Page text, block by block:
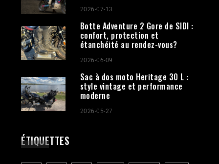
2026-07-13
Botte Adventure 2 Gore de SIDI :
confort, protection et
étanchéité au rendez-vous?
2026-06-09
Sac à dos moto Heritage 30 L :
style vintage et performance
moderne
2026-05-27
ÉTIQUETTES